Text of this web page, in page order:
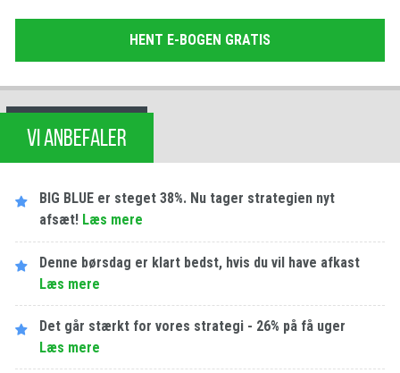
HENT E-BOGEN GRATIS
VI ANBEFALER
BIG BLUE er steget 38%. Nu tager strategien nyt
afsæt! Læs mere
Denne børsdag er klart bedst, hvis du vil have afkast
Læs mere
Det går stærkt for vores strategi - 26% på få uger
Læs mere